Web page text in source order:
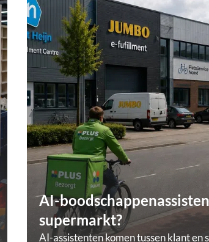
AI-
supermarkt?
AI-assistenten komen tussen klant